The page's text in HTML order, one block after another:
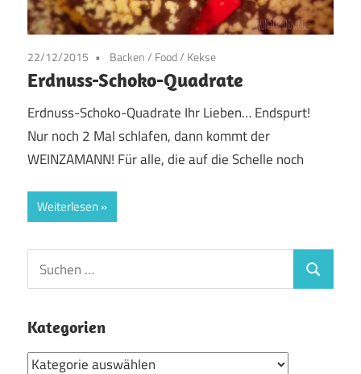
22/12/2015 Backen/ Food/ Kekse
Erdnuss-Schoko-Quadrate
Erdnuss-Schoko-Quadrate Ihr Lieben… Endspurt!
Nur noch 2 Mal schlafen, dann kommt der
WEINZAMANN! Für alle, die auf die Schelle noch
Weiterlesen
Suchen
nach:
Suchen
Kategorien
Kategorien